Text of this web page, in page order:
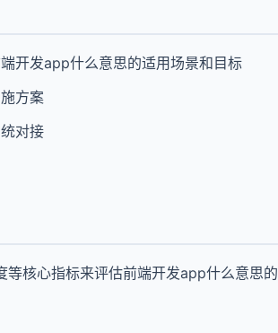
开发app什么意思的适用场景和目标
方案
对接
核心指标来评估前端开发app什么意思